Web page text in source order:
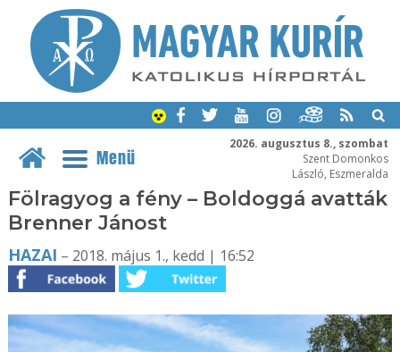
2026. augusztus 8., szombat
Szent Domonkos
László, Eszmeralda
Menü
Fölragyog a fény – Boldoggá avatták
Brenner Jánost
HAZAI – 2018. május 1., kedd | 16:52